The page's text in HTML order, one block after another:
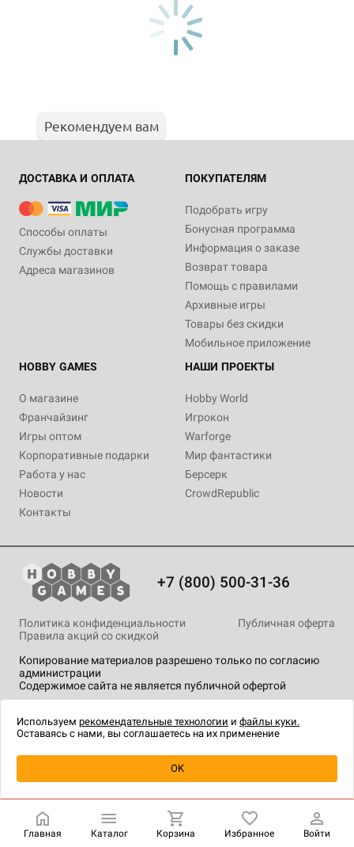
Рекомендуем вам
ДОСТАВКА И ОПЛАТА
Способы оплаты
Службы доставки
Адреса магазинов
ПОКУПАТЕЛЯМ
Подобрать игру
Бонусная программа
Информация о заказе
Возврат товара
Помощь с правилами
Архивные игры
Товары без скидки
Мобильное приложение
HOBBY GAMES
О магазине
Франчайзинг
Игры оптом
Корпоративные подарки
Работа у нас
Новости
Контакты
НАШИ ПРОЕКТЫ
Hobby World
Игрокон
Warforge
Мир фантастики
Берсерк
CrowdRepublic
+7 (800) 500-31-36
Копирование материалов разрешено только по согласию
администрации
Содержимое сайта не является публичной офертой
Политика конфиденциальности
Публичная оферта
Правила акций со скидкой
технологии.
Главная Каталог Корзина Избранное Войти
Используем рекомендательные технологии и файлы куки.
Оставаясь с нами, вы соглашаетесь на их применение
OK